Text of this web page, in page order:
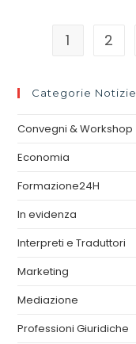
1 2
Categorie Notizie
Convegni & Workshop
Economia
Formazione24H
In evidenza
Interpreti e Traduttori
Marketing
Mediazione
Professioni Giuridiche